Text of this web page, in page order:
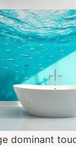
dominant